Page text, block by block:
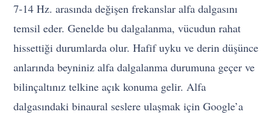
7-14 Hz. arasında değişen frekanslar alfa dalgasını
temsil eder. Genelde bu dalgalanma, vücudun rahat
hissettiği durumlarda olur. Hafif uyku ve derin düşünce
anlarında beyniniz alfa dalgalanma durumuna geçer ve
bilinçaltınız telkine açık konuma gelir. Alfa
dalgasındaki binaural seslere ulaşmak için Google’a